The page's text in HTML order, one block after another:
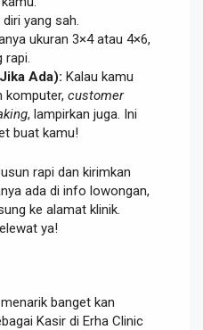
yang sah.
ukuran 3×4 atau 4×6,
rapi.
Ada): Kalau kamu
komputer, customer
, lampirkan juga. Ini
buat kamu!
rapi dan kirimkan
ada di info lowongan,
ke alamat klinik.
ya!
banget kan
Kasir di Erha Clinic